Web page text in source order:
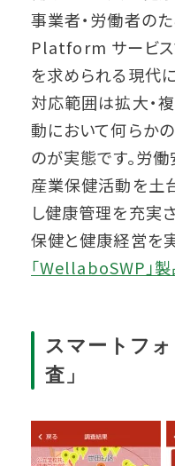
事業者・労働者の
Platform サービス
を求められる現代
対応範囲は拡大・
動において何らか
のが実態です。労
産業保健活動を土
し健康管理を充実
保健と健康経営を
「WellaboSWP」
スマートフ
査」